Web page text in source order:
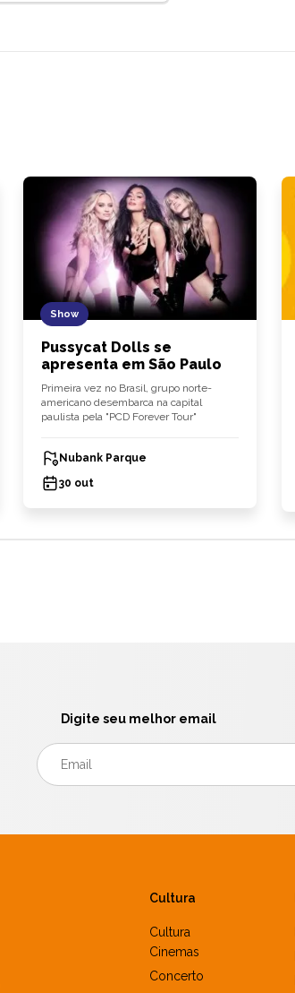
Show
Pussycat Dolls se
apresenta em São Paulo
Primeira vez no Brasil, grupo norte-
americano desembarca na capital
paulista pela "PCD Forever Tour"
Nubank Parque
30 out
Digite seu melhor email
Cultura
Cultura
Cinemas
Concerto